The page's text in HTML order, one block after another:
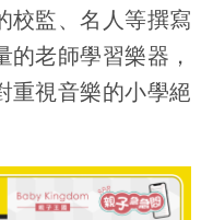
校監、名人等撰寫
老師學習樂器，
重視音樂的小學絕